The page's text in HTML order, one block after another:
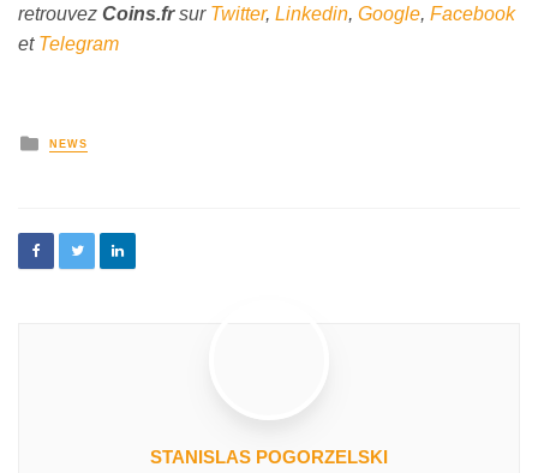
retrouvez Coins.frsur Twitter, Linkedin, Google, Facebook
et Telegram
NEWS
STANISLAS POGORZELSKI